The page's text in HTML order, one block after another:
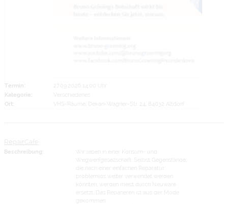
Termin:
Kategorie:
Ort:
VHS-Räume, Dekan-Wagner-Str. 24, 84032 Altdorf
Beschreibung:
Wegwerfgesellschaft. Selbst Gegenstände,
die nach einer einfachen Reparatur
problemlos weiter verwendet werden
könnten, werden meist durch Neuware
ersetzt. Das Reparieren ist aus der Mode